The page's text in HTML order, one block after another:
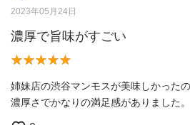
2023年05月24日
濃厚で旨味がすごい
姉妹店の渋谷マンモスが美味しかった
濃厚さでかなりの満足感がありました。